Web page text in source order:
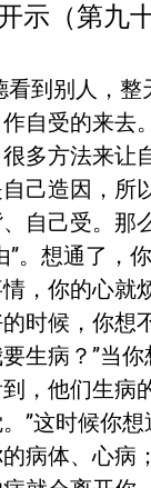
示（第九
别人，整
自受的来去
多方法来让
己造因，所
自己受。那
”。想通了，
，你的心就
时候，你想
生病？”当你
，他们生病
”这时候你
病体、心病